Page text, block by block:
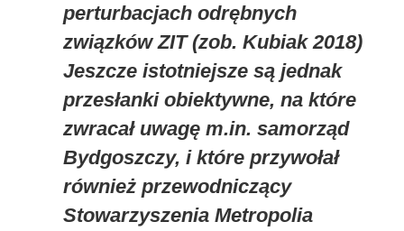
perturbacjach odrębnych
związków ZIT (zob. Kubiak 2018)
Jeszcze istotniejsze są jednak
przesłanki obiektywne, na które
zwracał uwagę m.in. samorząd
Bydgoszczy, i które przywołał
również przewodniczący
Stowarzyszenia Metropolia